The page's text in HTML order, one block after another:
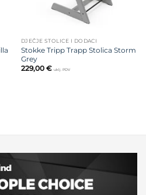
DJEČJE STOLICE I DODACI
Stokke Tripp Trapp Stolica Storm
Grey
229,00 € uklj. PDV